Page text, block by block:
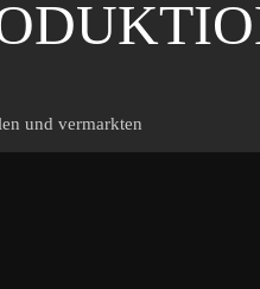
und vermarkten